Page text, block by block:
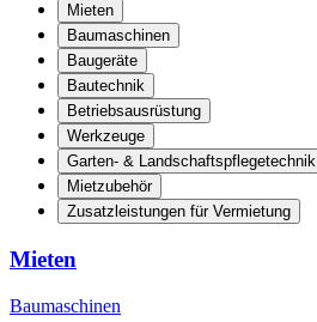
Mieten
Baumaschinen
Baugeräte
Bautechnik
Betriebsausrüstung
Werkzeuge
Garten- & Landschaftspflegetechnik
Mietzubehör
Zusatzleistungen für Vermietung
Mieten
Baumaschinen